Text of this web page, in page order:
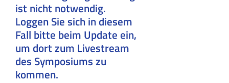
ist nicht notwendig.
Loggen Sie sich in diesem
Fall bitte beim Update ein,
um dort zum Livestream
des Symposiums zu
kommen.